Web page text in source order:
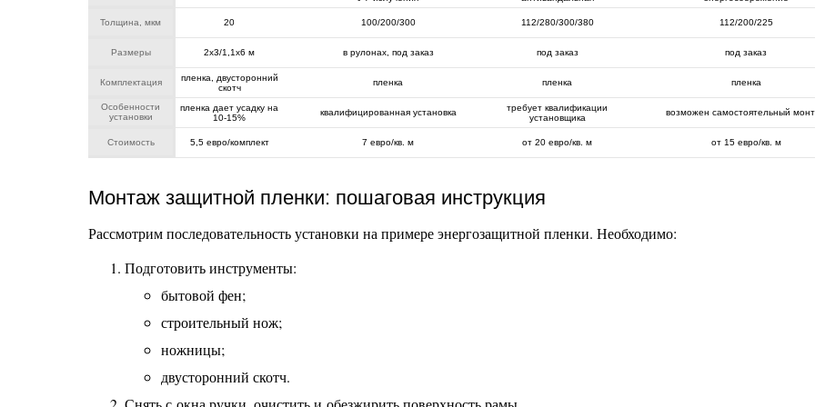
Толщина, мкм 20 100/200/300 112/280/300/380 112/200/225
Размеры 2х3/1,1х6 м в рулонах, под заказ под заказ под заказ
Комплектация
пленка, двусторонний
скотч
пленка пленка пленка
Особенности
установки
пленка дает усадку на
10-15%
квалифицированная установка
требует квалификации
установщика
возможен самостоятельный
Стоимость 5,5 евро/комплект 7 евро/кв. м от 20 евро/кв. м от 15 евро/кв. м
Монтаж защитной пленки: пошаговая инструкция
Рассмотрим последовательность установки на примере энергозащитной пленки. Необходимо:
Подготовить инструменты:
бытовой фен;
строительный нож;
ножницы;
двусторонний скотч.